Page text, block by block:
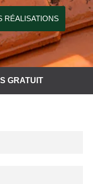
RÉALISATIONS
GRATUIT